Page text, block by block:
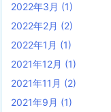
2022年3月 (1)
2022年2月 (2)
2022年1月 (1)
2021年12月 (1)
2021年11月 (2)
2021年9月 (1)